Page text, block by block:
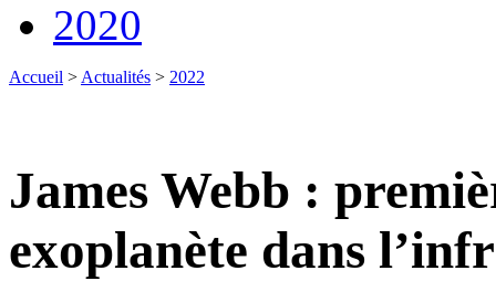
2020
Accueil > Actualités > 2022
James Webb :
exoplanète dans